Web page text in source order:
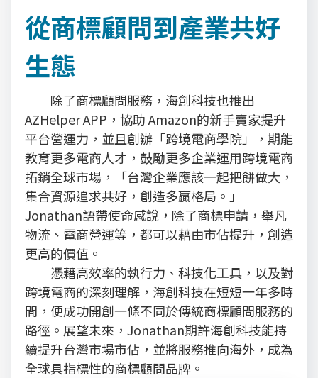
從商標顧問到產業共好
生態
除了商標顧問服務，海創科技也推出
AZHelper APP，協助 Amazon的新手賣家提升
平台營運力，並且創辦「跨境電商學院」，期能
教育更多電商人才，鼓勵更多企業運用跨境電商
拓銷全球市場，「台灣企業應該一起把餅做大，
集合資源追求共好，創造多贏格局。」
Jonathan語帶使命感說，除了商標申請，舉凡
物流、電商營運等，都可以藉由市佔提升，創造
更高的價值。
憑藉高效率的執行力、科技化工具，以及對
跨境電商的深刻理解，海創科技在短短一年多時
間，便成功開創一條不同於傳統商標顧問服務的
路徑。展望未來，Jonathan期許海創科技能持
續提升台灣市場市佔，並將服務推向海外，成為
全球具指標性的商標顧問品牌。